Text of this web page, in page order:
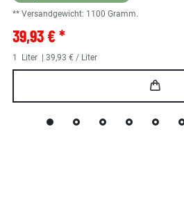
** Versandgewicht: 1100 Gramm.
39,93 € *
1 Liter | 39,93 € / Liter